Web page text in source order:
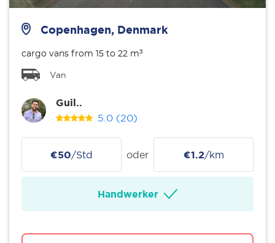
Copenhagen, Denmark
cargo vans from 15 to 22 m³
Van
Guil..
5.0 (20)
€50/Std oder €1.2/km
Handwerker